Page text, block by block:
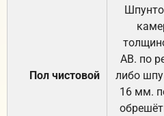
Пол чистовой
АВ. по
либо
16 мм.